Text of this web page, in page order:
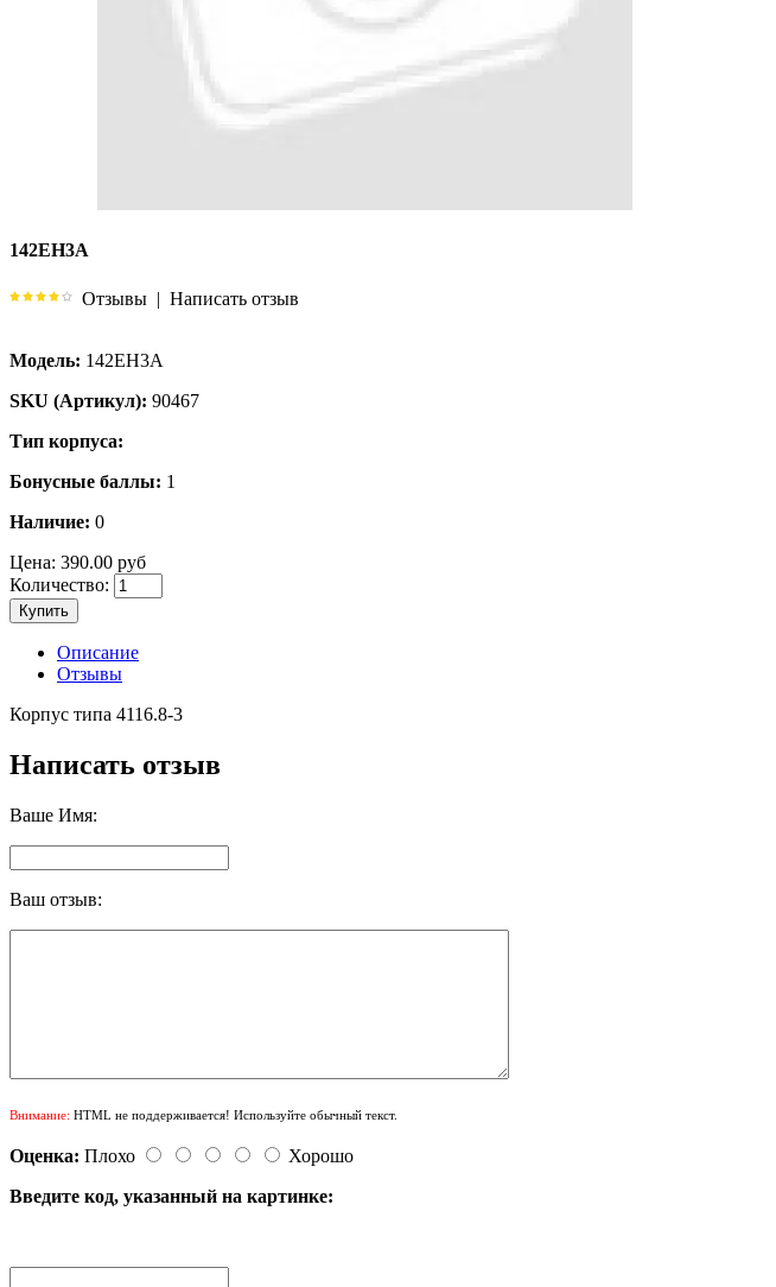
142ЕН3А
Отзывы | Написать отзыв
Модель: 142ЕН3А
SKU (Артикул): 90467
Тип корпуса:
Бонусные баллы: 1
Наличие: 0
Цена: 390.00 руб
Количество:
Купить
Описание
Отзывы
Корпус типа 4116.8-3
Написать отзыв
Ваше Имя:
Ваш отзыв:
Внимание: HTML не поддерживается! Используйте обычный текст.
Оценка: Плохо
Хорошо
Введите код, указанный на картинке: